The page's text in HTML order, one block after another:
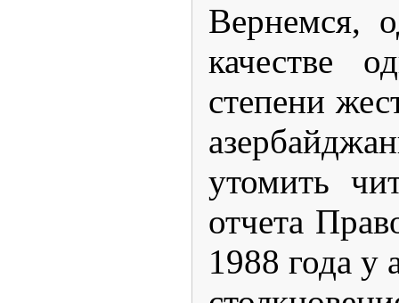
Вернемся,
качестве
степени
утомить
отчета
1988 года у